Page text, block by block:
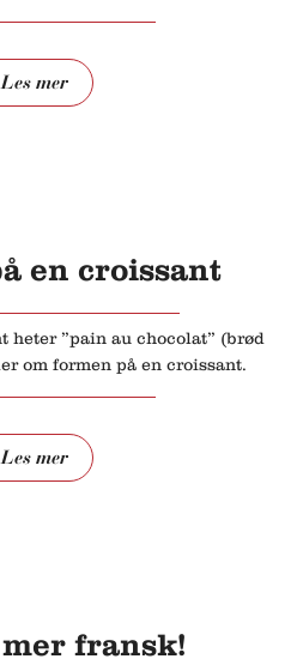
Les mer
en croissant
heter ”pain au chocolat” (brød
om formen på en croissant.
Les mer
mer fransk!